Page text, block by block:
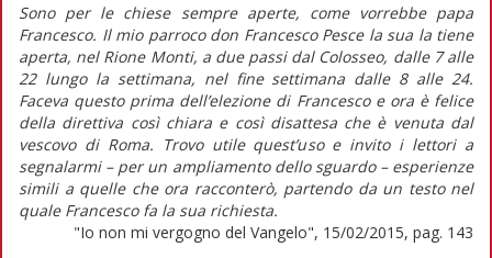
Sono per le chiese sempre aperte, come vorrebbe papa
Francesco. Il mio parroco don Francesco Pesce la sua la tiene
aperta, nel Rione Monti, a due passi dal Colosseo, dalle 7 alle
22 lungo la settimana, nel fine settimana dalle 8 alle 24.
Faceva questo prima dell’elezione di Francesco e ora è felice
della direttiva così chiara e così disattesa che è venuta dal
vescovo di Roma. Trovo utile quest’uso e invito i lettori a
segnalarmi – per un ampliamento dello sguardo – esperienze
simili a quelle che ora racconterò, partendo da un testo nel
quale Francesco fa la sua richiesta.
"Io non mi vergogno del Vangelo", 15/02/2015, pag. 143